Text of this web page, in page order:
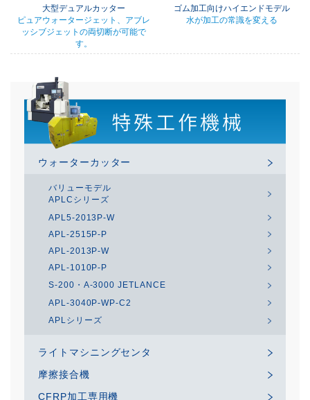
大型デュアルカッター
ピュアウォータージェット、アブレ
ッシブジェットの両切断が可能で
す。
ゴム加工向けハイエンドモデル
水が加工の常識を変える
ウォーターカッター
バリューモデル
APLCシリーズ
APL5-2013P-W
APL-2515P-P
APL-2013P-W
APL-1010P-P
S-200・A-3000 JETLANCE
APL-3040P-WP-C2
APLシリーズ
ライトマシニングセンタ
摩擦接合機
CFRP加工専用機